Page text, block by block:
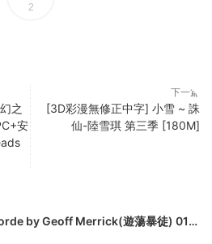
2
之
安
下一篇
[3D彩漫無修正中字] 小雪 ~ 誅
仙-陸雪琪 第三季 [180M]
by Geoff Merrick(遊蕩暴徒) 01-